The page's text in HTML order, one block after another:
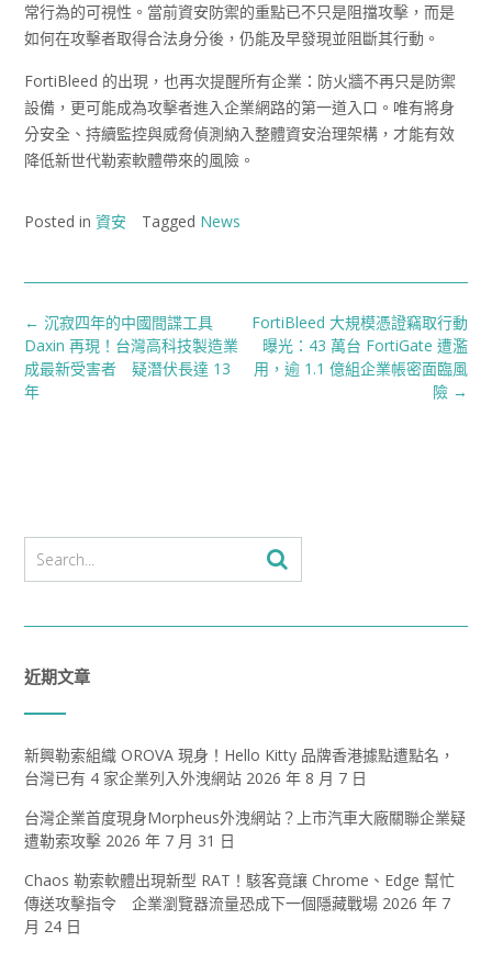
常行為的可視性。當前資安防禦的重點已不只是阻擋攻擊，而是
如何在攻擊者取得合法身分後，仍能及早發現並阻斷其行動。
FortiBleed 的出現，也再次提醒所有企業：防火牆不再只是防禦
設備，更可能成為攻擊者進入企業網路的第一道入口。唯有將身
分安全、持續監控與威脅偵測納入整體資安治理架構，才能有效
降低新世代勒索軟體帶來的風險。
Posted in 資安 Tagged News
Post
navigation
FortiBleed 大規模憑證竊取行動
曝光：43 萬台 FortiGate 遭濫
用，逾 1.1 億組企業帳密面臨風
險 →
← 沉寂四年的中國間諜工具
Daxin 再現！台灣高科技製造業
成最新受害者 疑潛伏長達 13
年
近期文章
新興勒索組織 OROVA 現身！Hello Kitty 品牌香港據點遭點名，
台灣已有 4 家企業列入外洩網站 2026 年 8 月 7 日
台灣企業首度現身Morpheus外洩網站？上市汽車大廠關聯企業疑
遭勒索攻擊 2026 年 7 月 31 日
Chaos 勒索軟體出現新型 RAT！駭客竟讓 Chrome、Edge 幫忙
傳送攻擊指令 企業瀏覽器流量恐成下一個隱藏戰場 2026 年 7
月 24 日